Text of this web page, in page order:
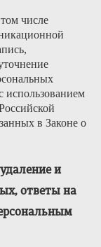
числе
использованием
в Законе о
и
ответы на